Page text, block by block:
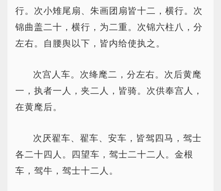
行。次小雉尾扇、朱画团扇皆十二，横行。次
锦曲盖二十，横行，为二重。次锦六柱八，分
左右。自腰舆以下，皆内给使执之。
次宫人车。次绛麾二，分左右。次后黄麾
一，执者一人，夹二人，皆骑。次供奉宫人，
在黄麾后。
次厌翟车、翟车、安车，皆驾四马，驾士
各二十四人。四望车，驾士二十二人。金根
车，驾牛，驾士十二人。